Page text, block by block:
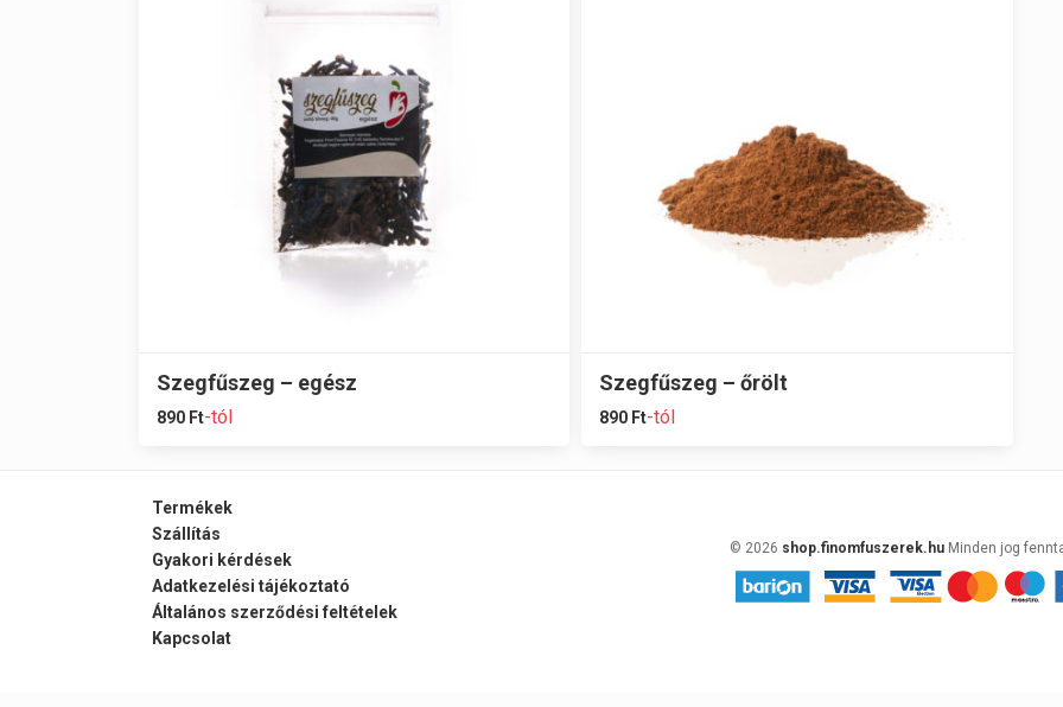
Szegfűszeg – egész
890 Ft-tól
Szegfűszeg – őrölt
890 Ft-tól
Termékek
Szállítás
Gyakori kérdések
Adatkezelési tájékoztató
Általános szerződési feltételek
Kapcsolat
© 2026 shop.finomfuszerek.hu Minden jog